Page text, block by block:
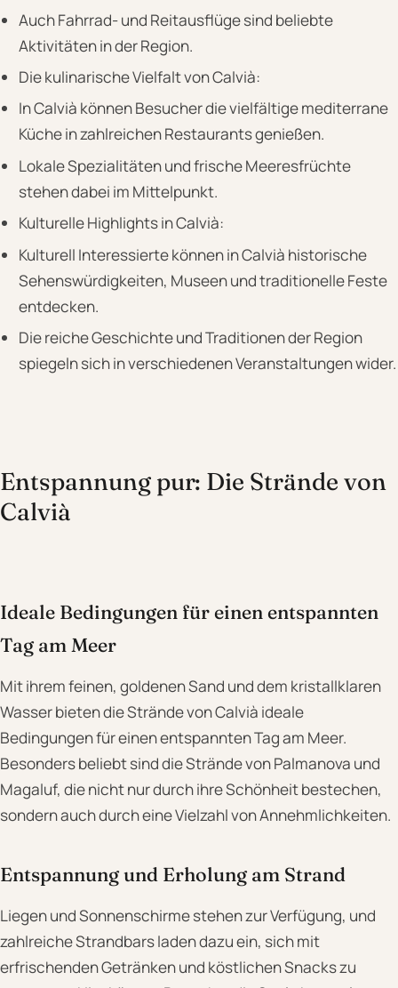
Auch Fahrrad- und Reitausflüge sind beliebte
Aktivitäten in der Region.
Die kulinarische Vielfalt von Calvià:
In Calvià können Besucher die vielfältige mediterrane
Küche in zahlreichen Restaurants genießen.
Lokale Spezialitäten und frische Meeresfrüchte
stehen dabei im Mittelpunkt.
Kulturelle Highlights in Calvià:
Kulturell Interessierte können in Calvià historische
Sehenswürdigkeiten, Museen und traditionelle Feste
entdecken.
Die reiche Geschichte und Traditionen der Region
spiegeln sich in verschiedenen Veranstaltungen wider.
Entspannung pur: Die Strände von
Calvià
Ideale Bedingungen für einen entspannten
Tag am Meer
Mit ihrem feinen, goldenen Sand und dem kristallklaren
Wasser bieten die Strände von Calvià ideale
Bedingungen für einen entspannten Tag am Meer.
Besonders beliebt sind die Strände von Palmanova und
Magaluf, die nicht nur durch ihre Schönheit bestechen,
sondern auch durch eine Vielzahl von Annehmlichkeiten.
Entspannung und Erholung am Strand
Liegen und Sonnenschirme stehen zur Verfügung, und
zahlreiche Strandbars laden dazu ein, sich mit
erfrischenden Getränken und köstlichen Snacks zu